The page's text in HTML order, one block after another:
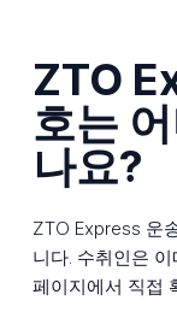
ZTO
호는
나요?
ZTO Express 운
니다. 수취인은
페이지에서 직접